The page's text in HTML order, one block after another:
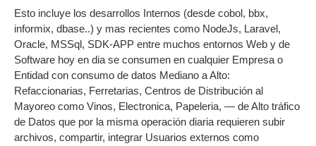
Esto incluye los desarrollos Internos (desde cobol, bbx,
informix, dbase..) y mas recientes como NodeJs, Laravel,
Oracle, MSSql, SDK-APP entre muchos entornos Web y de
Software hoy en dia se consumen en cualquier Empresa o
Entidad con consumo de datos Mediano a Alto:
Refaccionarias, Ferretarias, Centros de Distribución al
Mayoreo como Vinos, Electronica, Papeleria, — de Alto tráfico
de Datos que por la misma operación diaria requieren subir
archivos, compartir, integrar Usuarios externos como